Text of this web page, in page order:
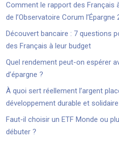
Comment le rapport des Français
de l’Observatoire Corum l’Épargne
Découvert bancaire : 7 questions
des Français à leur budget
Quel rendement peut-on espérer
d’épargne ?
À quoi sert réellement l’argent
développement durable et
Faut-il choisir un ETF Monde ou
débuter ?